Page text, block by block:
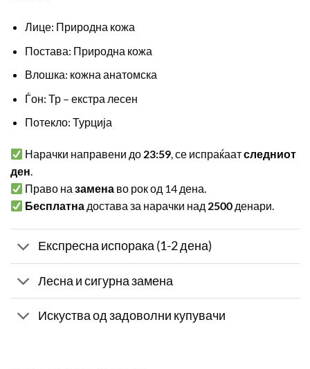
Лице: Природна кожа
Постава: Природна кожа
Влошка: кожна анатомска
Ѓон: Тр – екстра лесен
Потекло: Турција
Нарачки направени до 23:59, се испраќаатследниот
ден.
Право назамена во рок од 14 дена.
Бесплатна достава за нарачки над 2500 денари.
Експресна испорака (1-2 дена)
Лесна и сигурна замена
Искуства од задоволни купувачи